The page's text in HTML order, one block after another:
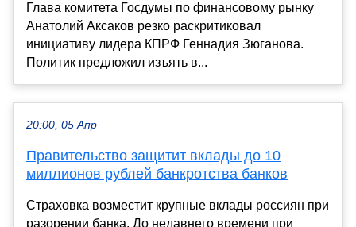
Глава комитета Госдумы по финансовому рынку
Анатолий Аксаков резко раскритиковал
инициативу лидера КПРФ Геннадия Зюганова.
Политик предложил изъять в...
20:00, 05 Апр
Правительство защитит вклады до 10
миллионов рублей банкротства банков
Страховка возместит крупные вклады россиян при
разорении банка. До недавнего времени при